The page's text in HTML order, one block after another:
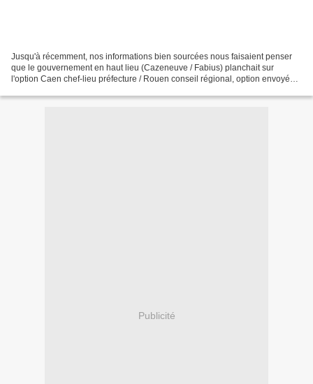
Jusqu'à récemment, nos informations bien sourcées nous faisaient penser
que le gouvernement en haut lieu (Cazeneuve / Fabius) planchait sur
l'option Caen chef-lieu préfecture / Rouen conseil régional, option envoyée
Publicité